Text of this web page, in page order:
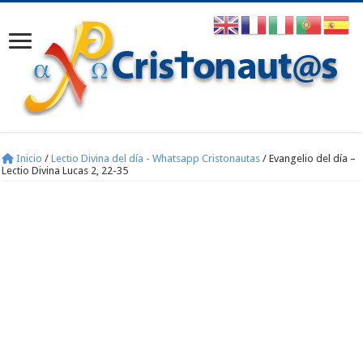
Inicio / Lectio Divina del día - Whatsapp Cristonautas / Evangelio del día –
Lectio Divina Lucas 2, 22-35